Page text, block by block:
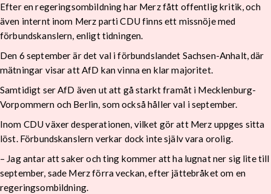
Efter en regeringsombildning har Merz fått offentlig kritik, och
även internt inom Merz parti CDU finns ett missnöje med
förbundskanslern, enligt tidningen.
Den 6 september är det val i förbundslandet Sachsen-Anhalt, där
mätningar visar att AfD kan vinna en klar majoritet.
Samtidigt ser AfD även ut att gå starkt framåt i Mecklenburg-
Vorpommern och Berlin, som också håller val i september.
Inom CDU växer desperationen, vilket gör att Merz uppges sitta
löst. Förbundskanslern verkar dock inte själv vara orolig.
– Jag antar att saker och ting kommer att ha lugnat ner sig lite till
september, sade Merz förra veckan, efter jättebråket om en
regeringsombildning.